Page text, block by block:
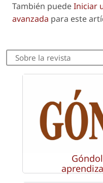
También puedeIniciar
avanzada para este
Sobre la revista